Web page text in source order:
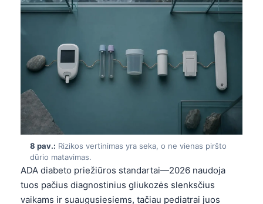
8 pav.: Rizikos vertinimas yra seka, o ne vienas piršto
dūrio matavimas.
ADA diabeto priežiūros standartai—2026 naudoja
tuos pačius diagnostinius gliukozės slenksčius
vaikams ir suaugusiesiems, tačiau pediatrai juos
Português
Ελληνικά
Türkçe
Română
简体中文
Български
Dansk
Nederlands
Bahasa Indonesia